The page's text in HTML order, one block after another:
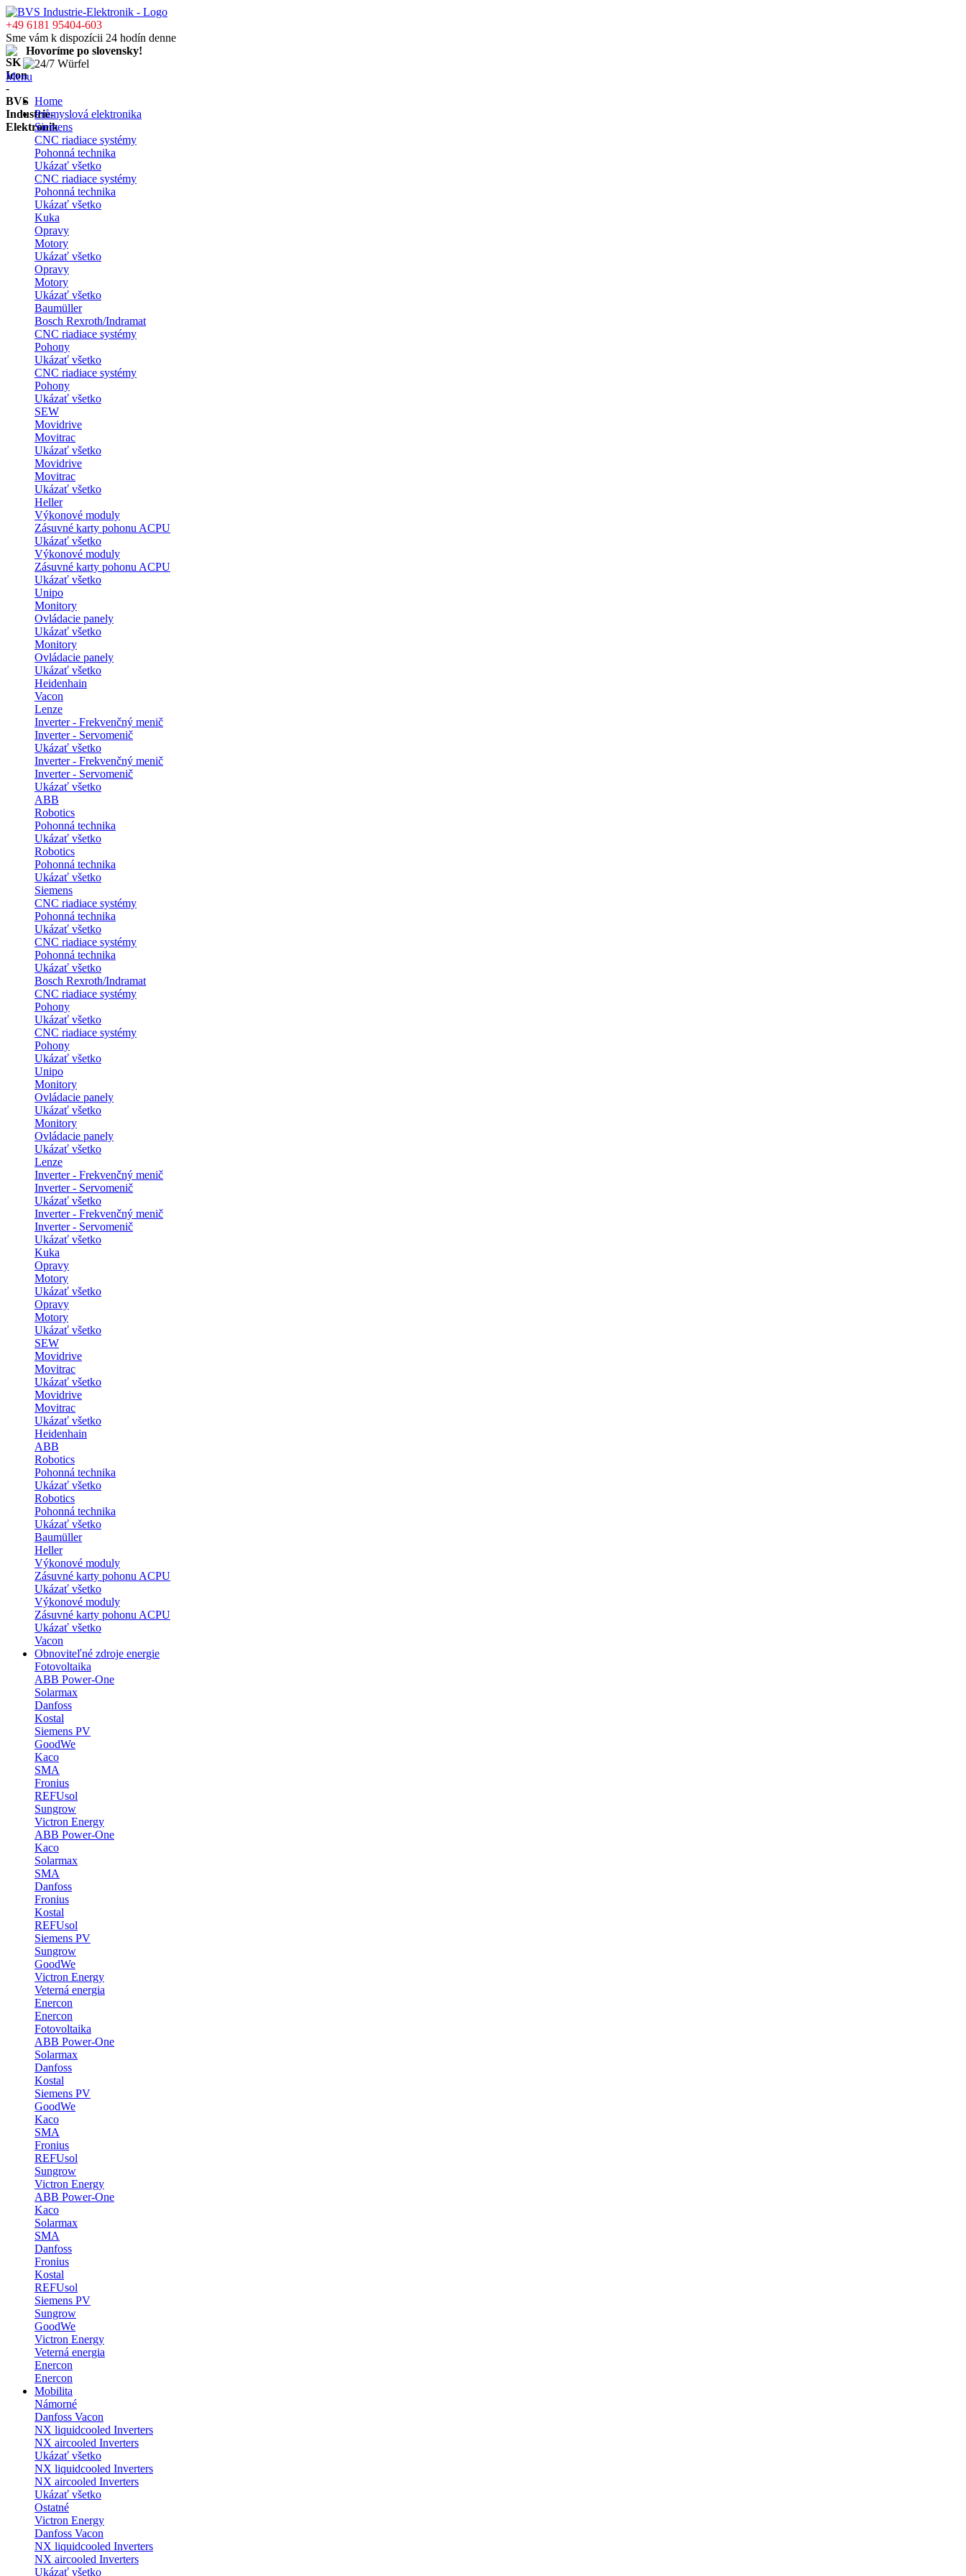
+49 6181 95404-603
Sme vám k dispozícii 24 hodín denne
Hovoríme po slovensky!
Menu
Home
Průmyslová elektronika
Siemens
CNC riadiace systémy
Pohonná technika
Ukázať všetko
CNC riadiace systémy
Pohonná technika
Ukázať všetko
Kuka
Opravy
Motory
Ukázať všetko
Opravy
Motory
Ukázať všetko
Baumüller
Bosch Rexroth/Indramat
CNC riadiace systémy
Pohony
Ukázať všetko
CNC riadiace systémy
Pohony
Ukázať všetko
SEW
Movidrive
Movitrac
Ukázať všetko
Movidrive
Movitrac
Ukázať všetko
Heller
Výkonové moduly
Zásuvné karty pohonu ACPU
Ukázať všetko
Výkonové moduly
Zásuvné karty pohonu ACPU
Ukázať všetko
Unipo
Monitory
Ovládacie panely
Ukázať všetko
Monitory
Ovládacie panely
Ukázať všetko
Heidenhain
Vacon
Lenze
Inverter - Frekvenčný menič
Inverter - Servomenič
Ukázať všetko
Inverter - Frekvenčný menič
Inverter - Servomenič
Ukázať všetko
ABB
Robotics
Pohonná technika
Ukázať všetko
Robotics
Pohonná technika
Ukázať všetko
Siemens
CNC riadiace systémy
Pohonná technika
Ukázať všetko
CNC riadiace systémy
Pohonná technika
Ukázať všetko
Bosch Rexroth/Indramat
CNC riadiace systémy
Pohony
Ukázať všetko
CNC riadiace systémy
Pohony
Ukázať všetko
Unipo
Monitory
Ovládacie panely
Ukázať všetko
Monitory
Ovládacie panely
Ukázať všetko
Lenze
Inverter - Frekvenčný menič
Inverter - Servomenič
Ukázať všetko
Inverter - Frekvenčný menič
Inverter - Servomenič
Ukázať všetko
Kuka
Opravy
Motory
Ukázať všetko
Opravy
Motory
Ukázať všetko
SEW
Movidrive
Movitrac
Ukázať všetko
Movidrive
Movitrac
Ukázať všetko
Heidenhain
ABB
Robotics
Pohonná technika
Ukázať všetko
Robotics
Pohonná technika
Ukázať všetko
Baumüller
Heller
Výkonové moduly
Zásuvné karty pohonu ACPU
Ukázať všetko
Výkonové moduly
Zásuvné karty pohonu ACPU
Ukázať všetko
Vacon
Obnoviteľné zdroje energie
Fotovoltaika
ABB Power-One
Solarmax
Danfoss
Kostal
Siemens PV
GoodWe
Kaco
SMA
Fronius
REFUsol
Sungrow
Victron Energy
ABB Power-One
Kaco
Solarmax
SMA
Danfoss
Fronius
Kostal
REFUsol
Siemens PV
Sungrow
GoodWe
Victron Energy
Veterná energia
Enercon
Enercon
Fotovoltaika
ABB Power-One
Solarmax
Danfoss
Kostal
Siemens PV
GoodWe
Kaco
SMA
Fronius
REFUsol
Sungrow
Victron Energy
ABB Power-One
Kaco
Solarmax
SMA
Danfoss
Fronius
Kostal
REFUsol
Siemens PV
Sungrow
GoodWe
Victron Energy
Veterná energia
Enercon
Enercon
Mobilita
Námorné
Danfoss Vacon
NX liquidcooled Inverters
NX aircooled Inverters
Ukázať všetko
NX liquidcooled Inverters
NX aircooled Inverters
Ukázať všetko
Ostatné
Victron Energy
Danfoss Vacon
NX liquidcooled Inverters
NX aircooled Inverters
Ukázať všetko